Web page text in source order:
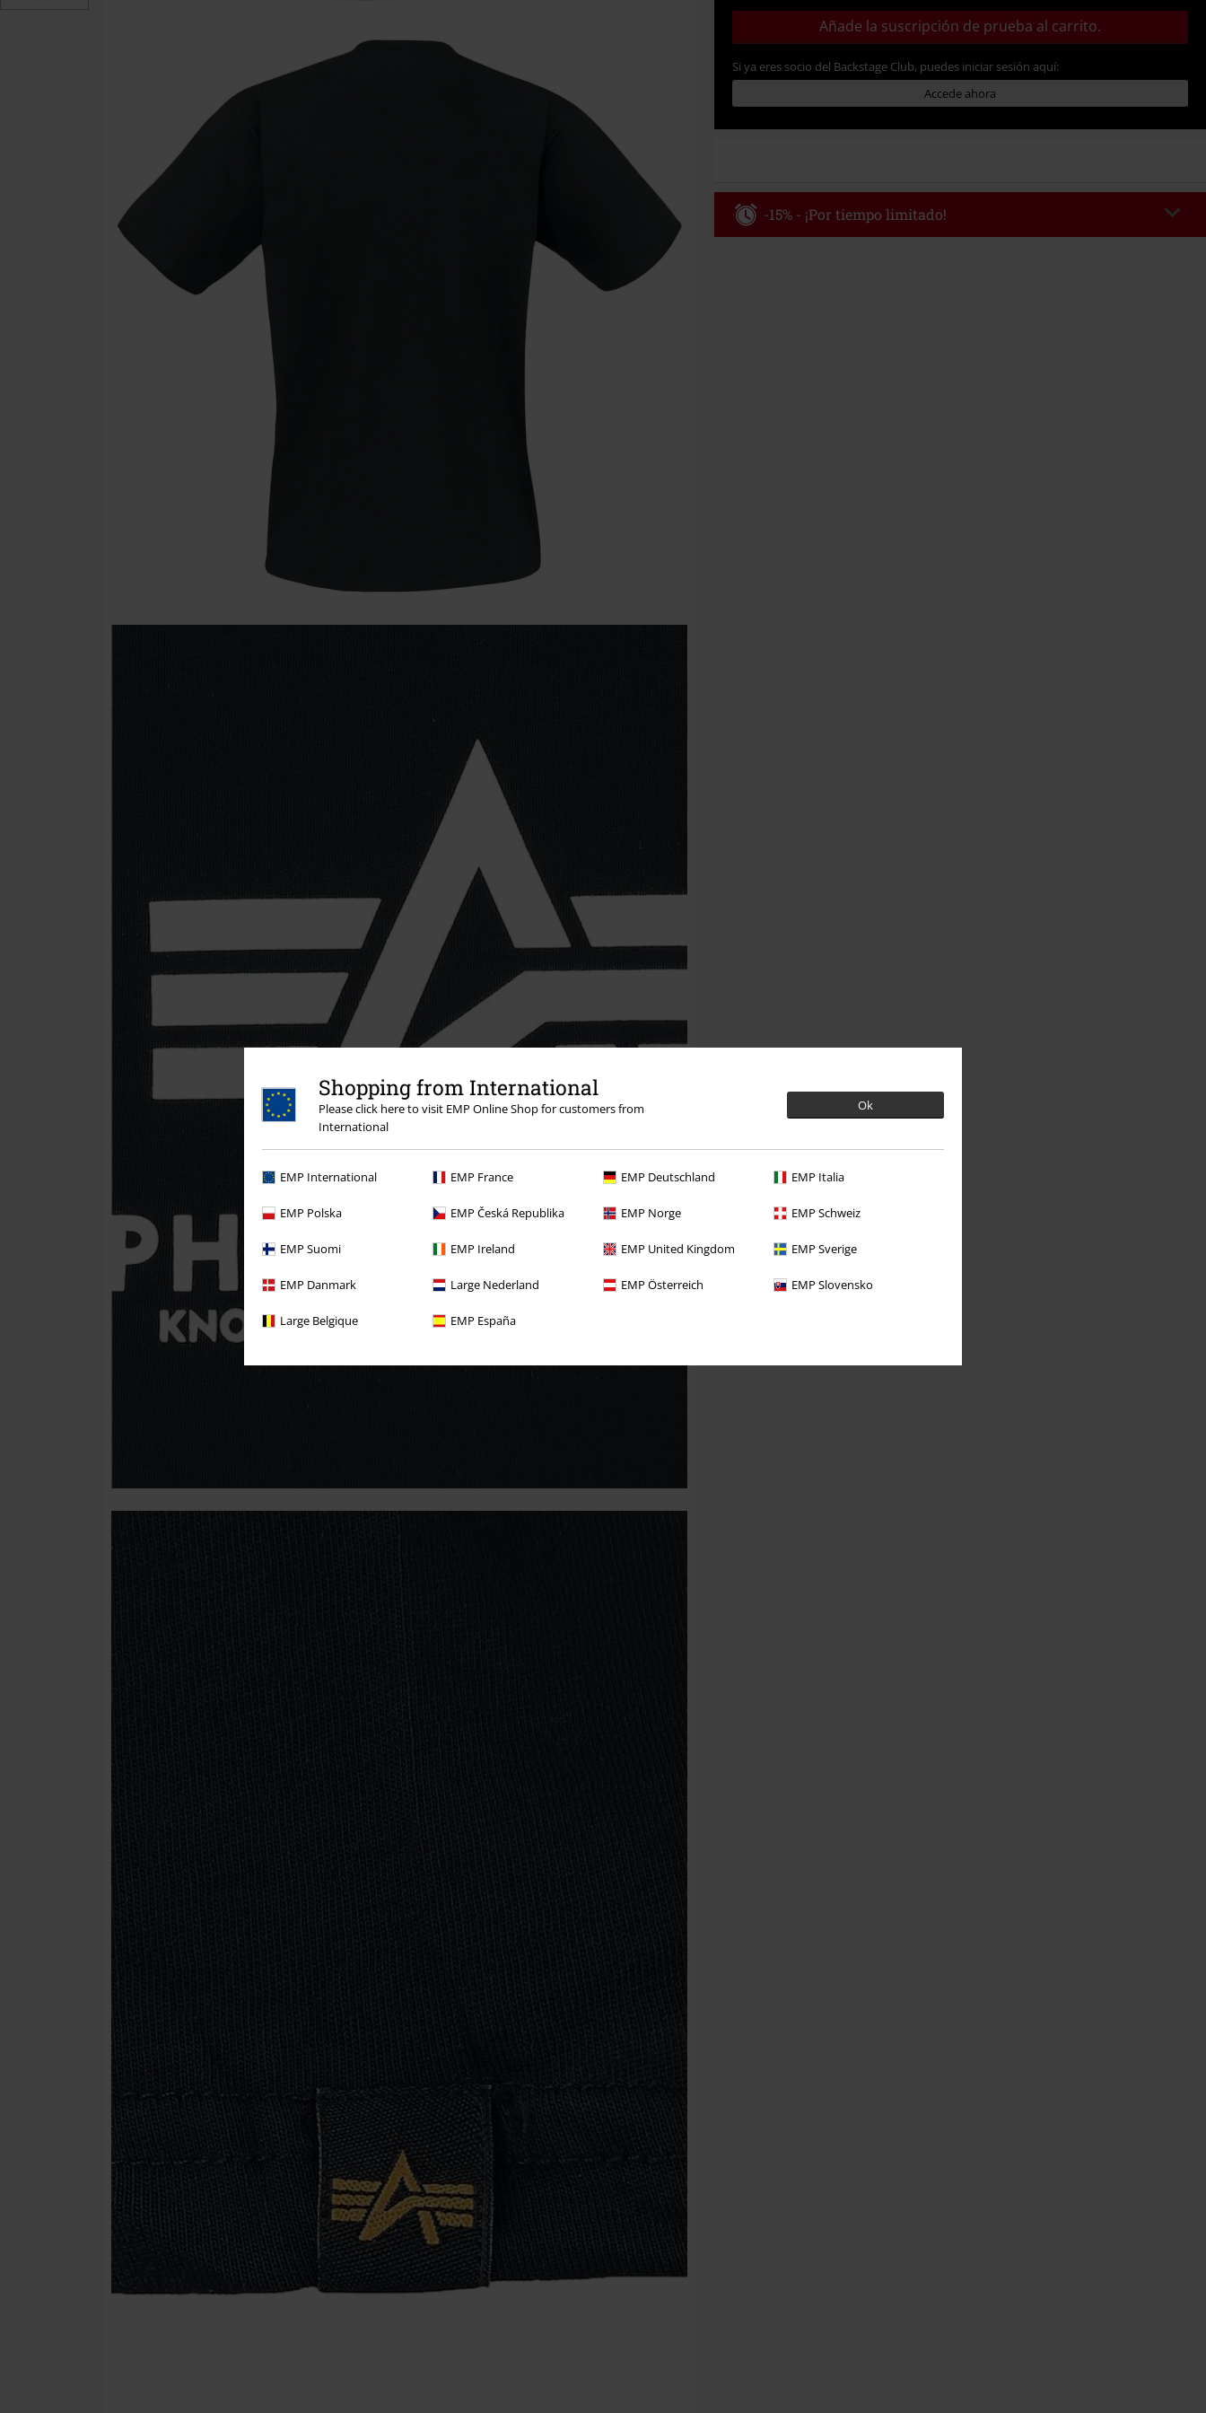
Shopping from International
Please click here to visit EMP Online Shop for customers from
International
Ok
EMP International EMP France EMP Deutschland EMP Italia
EMP Polska EMP Česká Republika EMP Norge EMP Schweiz
EMP Suomi EMP Ireland EMP United Kingdom EMP Sverige
EMP Danmark Large Nederland EMP Österreich EMP Slovensko
Large Belgique EMP España
Añade la suscripción de prueba al carrito.
Si ya eres socio del Backstage Club, puedes iniciar sesión aquí:
Accede ahora
-15% - ¡Por tiempo limitado!